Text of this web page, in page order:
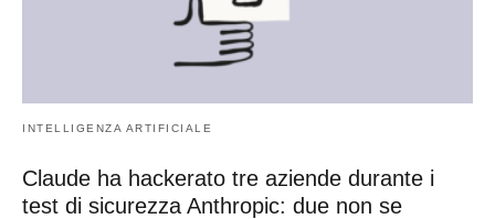
INTELLIGENZA ARTIFICIALE
Claude ha hackerato tre aziende durante i
test di sicurezza Anthropic: due non se